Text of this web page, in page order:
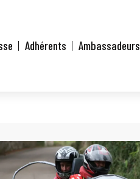
Adhérents Ambassadeurs